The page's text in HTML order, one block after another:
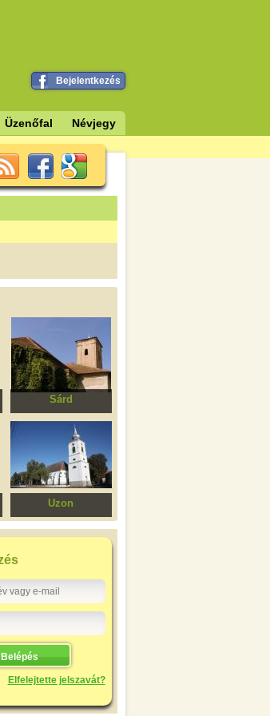
Bejelentkezés
Üzenőfal Névjegy
Sárd
Református
templomegyüttes
Uzon
Református templom
Elfelejtette jelszavát?